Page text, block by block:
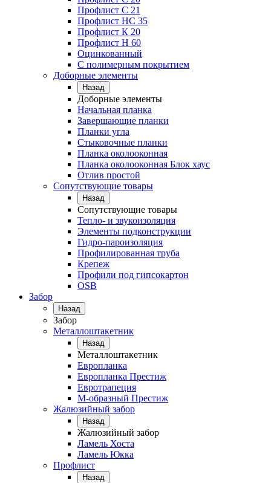
Профлист C 21
Профлист НС 35
Профлист К 20
Профлист Н 60
Оцинкованный
С полимерным покрытием
Доборные элементы
Назад
Доборные элементы
Начальная планка
Завершающие планки
Планки угла
Стыковочные планки
Планка околооконная
Планка околооконная Блок хаус
Отлив простой
Сопутствующие товары
Назад
Сопутствующие товары
Тепло- и звукоизоляция
Элементы подконструкции
Гидро-пароизоляция
Профилированная труба
Крепеж
Профили под гипсокартон
OSB
Забор
Назад
Забор
Металлоштакетник
Назад
Металлоштакетник
Европланка
Европланка Престиж
Евротрапеция
М-образный Престиж
Жалюзийный забор
Назад
Жалюзийный забор
Ламель Хоста
Ламель Юкка
Профлист
Назад